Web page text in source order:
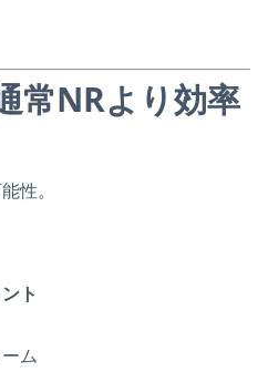
常NRより効率
性。
ト
ム